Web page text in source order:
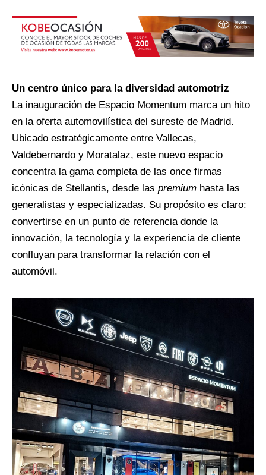
Un centro único para la diversidad automotriz
La inauguración de Espacio Momentum marca un hito
en la oferta automovilística del sureste de Madrid.
Ubicado estratégicamente entre Vallecas,
Valdebernardo y Moratalaz, este nuevo espacio
concentra la gama completa de las once firmas
icónicas de Stellantis, desde las premium hasta las
generalistas y especializadas. Su propósito es claro:
convertirse en un punto de referencia donde la
innovación, la tecnología y la experiencia de cliente
confluyan para transformar la relación con el
automóvil.